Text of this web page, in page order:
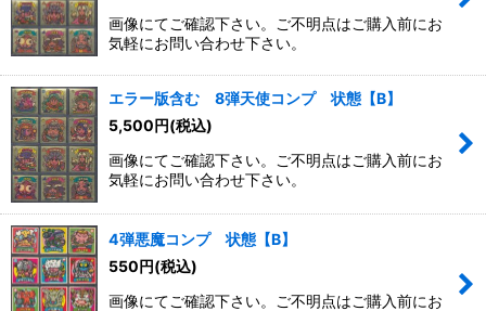
画像にてご確認下さい。ご不明点はご購入前にお
気軽にお問い合わせ下さい。
エラー版含む 8弾天使コンプ 状態【B】
5,500円(税込)
画像にてご確認下さい。ご不明点はご購入前にお
気軽にお問い合わせ下さい。
4弾悪魔コンプ 状態【B】
550円(税込)
画像にてご確認下さい。ご不明点はご購入前にお